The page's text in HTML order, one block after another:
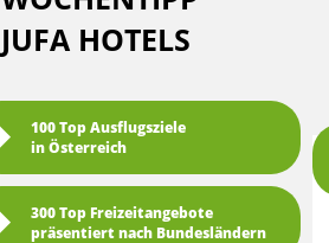
JUFA HOTELS
100 Top Ausflugsziele
in Österreich
300 Top Freizeitangebote
präsentiert nach Bundesländern